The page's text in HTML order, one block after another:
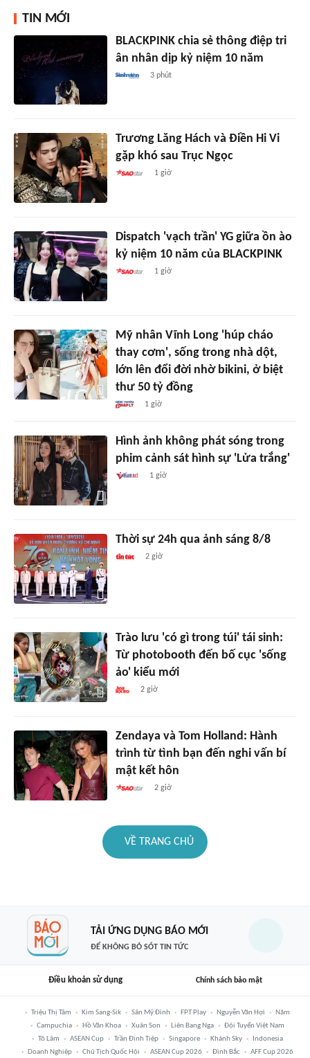
TIN MỚI
BLACKPINK chia sẻ thông điệp tri
ân nhân dịp kỷ niệm 10 năm
3 phút
Trương Lăng Hách và Điền Hi Vi
gặp khó sau Trục Ngọc
1 giờ
Dispatch 'vạch trần' YG giữa ồn ào
kỷ niệm 10 năm của BLACKPINK
1 giờ
Mỹ nhân Vĩnh Long 'húp cháo
thay cơm', sống trong nhà dột,
lớn lên đổi đời nhờ bikini, ở biệt
thư 50 tỷ đồng
1 giờ
Hình ảnh không phát sóng trong
phim cảnh sát hình sự 'Lửa trắng'
1 giờ
Thời sự 24h qua ảnh sáng 8/8
2 giờ
Trào lưu 'có gì trong túi' tái sinh:
Từ photobooth đến bố cục 'sống
ảo' kiểu mới
2 giờ
Zendaya và Tom Holland: Hành
trình từ tình bạn đến nghi vấn bí
mật kết hôn
2 giờ
VỀ TRANG CHỦ
TẢI ỨNG DỤNG BÁO MỚI
ĐỂ KHÔNG BỎ SÓT TIN TỨC
Điều khoản sử dụng Chính sách bảo mật
Triệu Thị Tâm Kim Sang-Sik Sân Mỹ Đình FPT Play Nguyễn Văn Hợi
Năm
Campuchia
Hồ Văn Khoa Xuân Son Liên Bang Nga
Đội Tuyển Việt Nam
Tô Lâm
ASEAN Cup Trần Đình Tiệp Singapore Khánh Sky
Indonesia
Doanh Nghiệp
Chủ Tịch Quốc Hội ASEAN Cup 2026 Đình Bắc AFF Cup 2026